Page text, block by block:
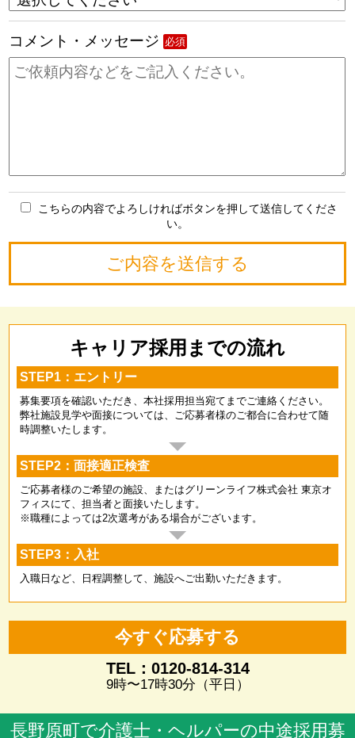
コメント・メッセージ 必須
こちらの内容でよろしければボタンを押して送信してくださ
い。
キャリア採用までの流れ
STEP1：エントリー
募集要項を確認いただき、本社採用担当宛てまでご連絡ください。
弊社施設見学や面接については、ご応募者様のご都合に合わせて随
時調整いたします。
STEP2：面接適正検査
ご応募者様のご希望の施設、またはグリーンライフ株式会社 東京オ
フィスにて、担当者と面接いたします。
※職種によっては2次選考がある場合がございます。
STEP3：入社
入職日など、日程調整して、施設へご出勤いただきます。
今すぐ応募する
TEL：0120-814-314
9時〜17時30分（平日）
長野原町で介護士・ヘルパーの中途採用募